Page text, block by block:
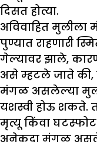
दिसत होत्या.
अविवाहित मुलीला
पुण्यात राहणारी
गेल्यावर झाले,
असे म्हटले जाते
मंगळ असलेल्या
यशस्वी होऊ शकते.
मृत्यू किंवा घटस्फोट
अनेकदा मंगळ